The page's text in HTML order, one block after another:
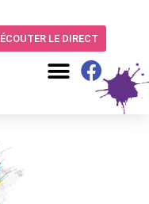
ÉCOUTER LE DIRECT